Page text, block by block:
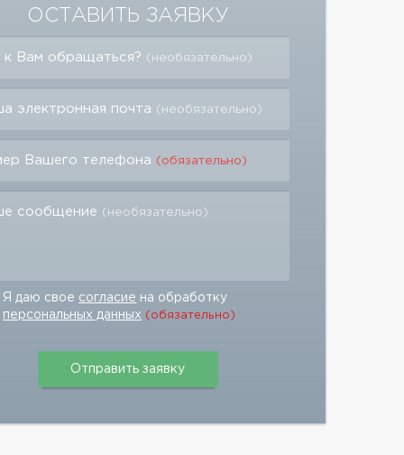
ОСТАВИТЬ ЗАЯВКУ
к Вам обращаться? (необязательно)
электронная почта (необязательно)
Вашего телефона (обязательно)
сообщение (необязательно)
Я даю свое согласие на обработку
персональных данных (обязательно)